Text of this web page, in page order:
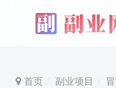
首页 副业项目